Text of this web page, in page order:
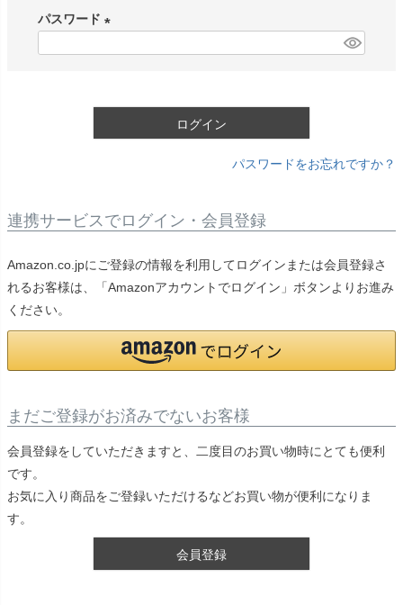
パスワード
ログイン
パスワードをお忘れですか？
連携サービスでログイン・会員登録
Amazon.co.jpにご登録の情報を利用してログインまたは会員登録さ
れるお客様は、「Amazonアカウントでログイン」ボタンよりお進み
ください。
まだご登録がお済みでないお客様
会員登録をしていただきますと、二度目のお買い物時にとても便利
です。
お気に入り商品をご登録いただけるなどお買い物が便利になりま
す。
会員登録